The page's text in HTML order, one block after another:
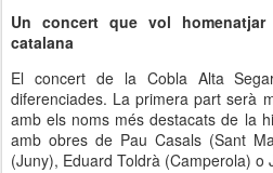
Un concert que vol
catalana
El concert de la Cobla Alta
diferenciades. La primera part serà
amb els noms més destacats de la
amb obres de Pau Casals (Sant
(Juny), Eduard Toldrà (Camperola) o